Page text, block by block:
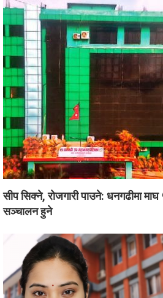
सीप सिक्ने, रोजगारी पाउने: धनगढीमा
सञ्चालन हुने